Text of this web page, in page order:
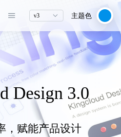
v3 主题色
Design 3.0
，赋能产品设计